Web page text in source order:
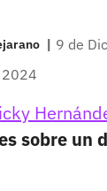
| 9 de
2024
sobre un